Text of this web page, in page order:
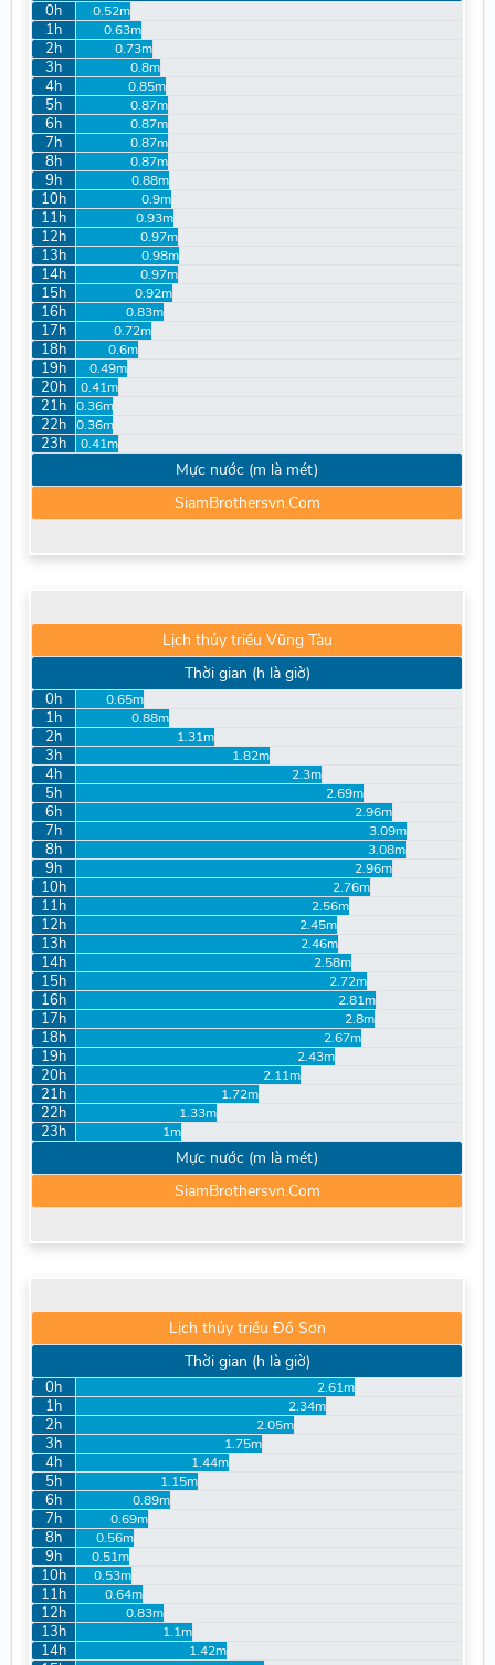
0h 0.52m
1h 0.63m
2h 0.73m
3h 0.8m
4h 0.85m
5h 0.87m
6h 0.87m
7h 0.87m
8h 0.87m
9h 0.88m
10h 0.9m
11h 0.93m
12h 0.97m
13h 0.98m
14h 0.97m
15h 0.92m
16h 0.83m
17h 0.72m
18h 0.6m
19h 0.49m
20h 0.41m
21h 0.36m
22h 0.36m
23h 0.41m
Mực nước (m là mét)
SiamBrothersvn.Com
Lịch thủy triều Vũng Tàu
Thời gian (h là giờ)
0h 0.65m
1h 0.88m
2h 1.31m
3h 1.82m
4h 2.3m
5h 2.69m
6h 2.96m
7h 3.09m
8h 3.08m
9h 2.96m
10h 2.76m
11h 2.56m
12h 2.45m
13h 2.46m
14h 2.58m
15h 2.72m
16h 2.81m
17h 2.8m
18h 2.67m
19h 2.43m
20h 2.11m
21h 1.72m
22h 1.33m
23h 1m
Mực nước (m là mét)
SiamBrothersvn.Com
Lịch thủy triều Đồ Sơn
Thời gian (h là giờ)
0h 2.61m
1h 2.34m
2h 2.05m
3h 1.75m
4h 1.44m
5h 1.15m
6h 0.89m
7h 0.69m
8h 0.56m
9h 0.51m
10h 0.53m
11h 0.64m
12h 0.83m
13h 1.1m
14h 1.42m